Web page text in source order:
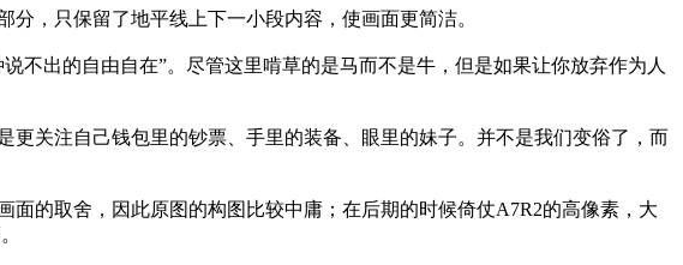
，只保留了地平线上下一小段内容，使画面更简洁。
不出的自由自在”。尽管这里啃草的是马而不是牛，但是如果让你放弃作为人
关注自己钱包里的钞票、手里的装备、眼里的妹子。并不是我们变俗了，而
的取舍，因此原图的构图比较中庸；在后期的时候倚仗A7R2的高像素，大